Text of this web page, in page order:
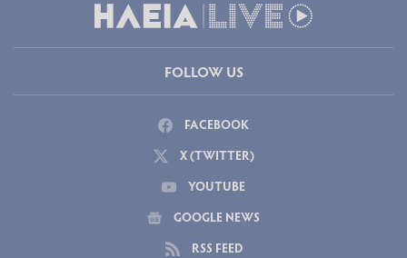
FOLLOW US
FACEBOOK
X (TWITTER)
YOUTUBE
GOOGLE NEWS
RSS FEED